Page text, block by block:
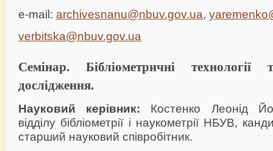
e-mail: archivesnanu@nbuv.gov.ua,
verbitska@nbuv.gov.ua
Семінар. Бібліометричні технології
дослідження.
Науковий керівник: Костенко Леонід
відділу бібліометрії і наукометрії НБУВ,
старший науковий співробітник.